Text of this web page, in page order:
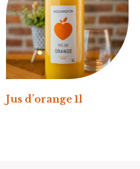
Jus d’orange 1l